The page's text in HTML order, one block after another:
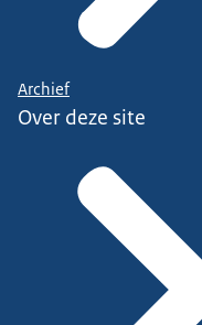
Archief
Over deze site